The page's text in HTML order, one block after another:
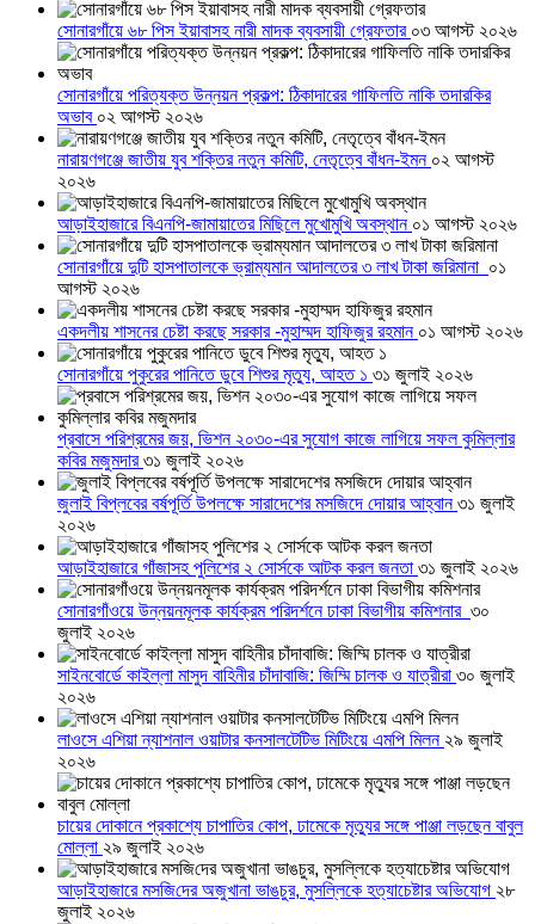
সোনারগাঁয়ে ৬৮ পিস ইয়াবাসহ নারী মাদক ব্যবসায়ী গ্রেফতার ০৩ আগস্ট ২০২৬
সোনারগাঁয়ে পরিত্যক্ত উন্নয়ন প্রকল্প: ঠিকাদারের গাফিলতি নাকি তদারকির
অভাব ০২ আগস্ট ২০২৬
নারায়ণগঞ্জে জাতীয় যুব শক্তির নতুন কমিটি, নেতৃত্বে বাঁধন-ইমন ০২ আগস্ট
২০২৬
আড়াইহাজারে বিএনপি-জামায়াতের মিছিলে মুখোমুখি অবস্থান ০১ আগস্ট ২০২৬
সোনারগাঁয়ে দুটি হাসপাতালকে ভ্রাম্যমান আদালতের ৩ লাখ টাকা জরিমানা ০১
আগস্ট ২০২৬
একদলীয় শাসনের চেষ্টা করছে সরকার -মুহাম্মদ হাফিজুর রহমান ০১ আগস্ট ২০২৬
সোনারগাঁয়ে পুকুরের পানিতে ডুবে শিশুর মৃত্যু, আহত ১ ৩১ জুলাই ২০২৬
প্রবাসে পরিশ্রমের জয়, ভিশন ২০৩০-এর সুযোগ কাজে লাগিয়ে সফল কুমিল্লার
কবির মজুমদার৩১ জুলাই ২০২৬
জুলাই বিপ্লবের বর্ষপূর্তি উপলক্ষে সারাদেশের মসজিদে দোয়ার আহ্বান৩১ জুলাই
২০২৬
আড়াইহাজারে গাঁজাসহ পুলিশের ২ সোর্সকে আটক করল জনতা ৩১ জুলাই ২০২৬
সোনারগাঁওয়ে উন্নয়নমূলক কার্যক্রম পরিদর্শনে ঢাকা বিভাগীয় কমিশনার ৩০
জুলাই ২০২৬
সাইনবোর্ডে কাইল্লা মাসুদ বাহিনীর চাঁদাবাজি: জিম্মি চালক ও যাত্রীরা ৩০ জুলাই
২০২৬
লাওসে এশিয়া ন্যাশনাল ওয়াটার কনসালটেটিভ মিটিংয়ে এমপি মিলন ২৯ জুলাই
২০২৬
চায়ের দোকানে প্রকাশ্যে চাপাতির কোপ, ঢামেকে মৃত্যুর সঙ্গে পাঞ্জা লড়ছেন বাবুল
মোল্লা ২৯ জুলাই ২০২৬
আড়াইহাজারে মস‌জি‌দের অজুখানা ভাঙচুর, মুসল্লিকে হত্যাচেষ্টার অভিযোগ ২৮
জুলাই ২০২৬